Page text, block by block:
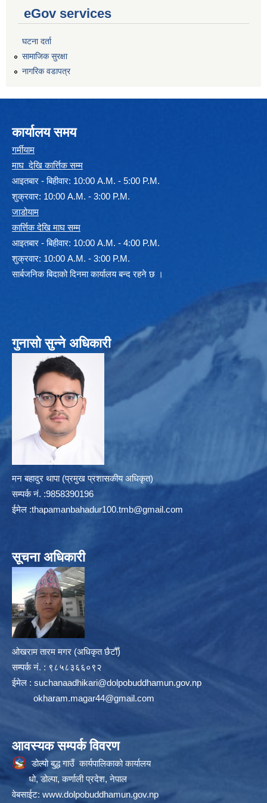
eGov services
घटना दर्ता
सामाजिक सुरक्षा
नागरिक वडापत्र
कार्यालय समय
गर्मीयाम
माघ देखि कार्त्तिक सम्म
आइतबार - बिहीवार: 10:00 A.M. - 5:00 P.M.
शुक्रवार: 10:00 A.M. - 3:00 P.M.
जाडोयाम
कार्त्तिक देखि माघ सम्म
आइतबार - बिहीवार: 10:00 A.M. - 4:00 P.M.
शुक्रवार: 10:00 A.M. - 3:00 P.M.
सार्बजनिक बिदाको दिनमा कार्यालय बन्द रहने छ ।
गुनासो सुन्ने अधिकारी
मन बहादुर थापा (प्रमुख प्रशासकीय अधिकृत)
सम्पर्क न‌ं. :9858390196
ईमेल :thapamanbahadur100.tmb@gmail.com
सूचना अधिकारी
ओखराम तारम मगर (अधिकृत छैटौँ)
सम्पर्क न‌ं. : ९८५८३६६०९२
ईमेल : suchanaadhikari@dolpobuddhamun.gov.np
okharam.magar44@gmail.com
आवस्यक सम्पर्क विवरण
डोल्पो बुद्ध गाउँ कार्यपालिकाको कार्यालय
धो, डोल्पा, कर्णाली प्रदेश, नेपाल
वेबसाईट: www.dolpobuddhamun.gov.np